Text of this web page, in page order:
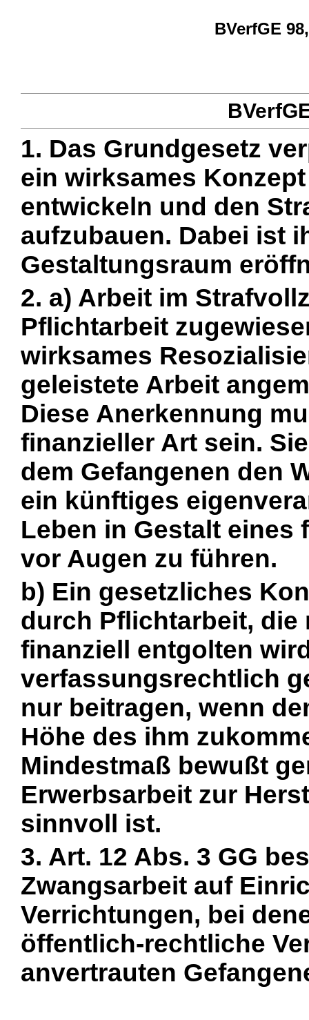
BVerfGE
1. Das Grundgesetz
ein wirksames
entwickeln und den
aufzubauen. Dabei ist
Gestaltungsraum
2. a) Arbeit im
Pflichtarbeit
wirksames
geleistete Arbeit
Diese Anerkennung
finanzieller Art sein.
dem Gefangenen den
ein künftiges
Leben in Gestalt eines
vor Augen zu führen.
b) Ein gesetzliches
durch Pflichtarbeit,
finanziell entgolten
verfassungsrechtlich
nur beitragen, wenn
Höhe des ihm
Mindestmaß bewußt
Erwerbsarbeit zur
sinnvoll ist.
3. Art. 12 Abs. 3 GG
Zwangsarbeit auf
Verrichtungen, bei
öffentlich-rechtliche
anvertrauten